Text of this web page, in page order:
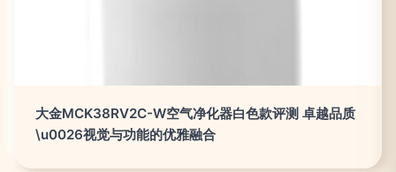
大金MCK38RV2C-W空气净化器白色款评测 卓越品质
\u0026视觉与功能的优雅融合